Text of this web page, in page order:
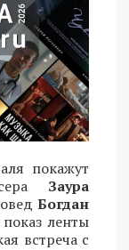
покажут
Заура
Богдан
показ ленты
встреча с